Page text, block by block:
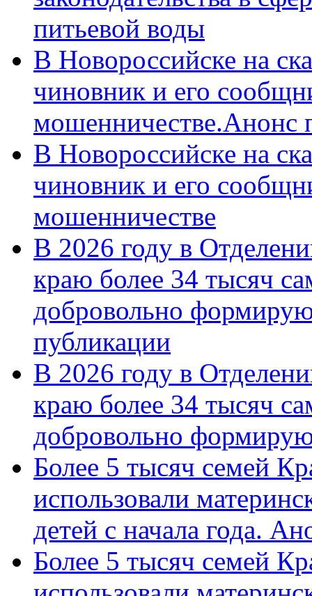
питьевой воды
В Новороссийске на
чиновник и его
мошенничестве.Анонс
В Новороссийске на
чиновник и его
мошенничестве
В 2026 году в
краю более 34 тысяч
добровольно
публикации
В 2026 году в
краю более 34 тысяч
добровольно
Более 5 тысяч семей
использовали
детей с начала года.
Более 5 тысяч семей